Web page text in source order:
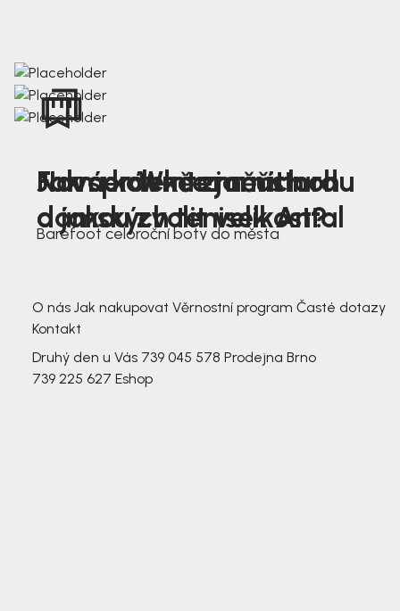
Nová kolekce jarních
dámských tenisek Antal
Jak správně změřit nohu
a jakou zvolit velikost?
Farmer Winter mustard
Barefoot celoroční boty do města
O nás Jak nakupovat Věrnostní program Časté dotazy
Kontakt
Druhý den u Vás 739 045 578 Prodejna Brno
739 225 627 Eshop